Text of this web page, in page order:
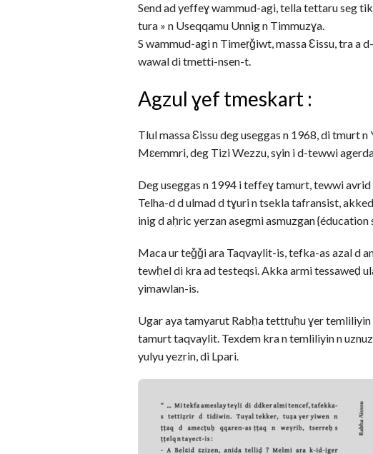
Send ad yeffeɣ wammud-agi, tella tettaru seg
tura » n Useqqamu Unnig n Timmuzɣa.
S wammud-agi n Timeṛǧiwt, massa Ɛissu, tra a
wawal di tmetti-nsen-t.
Agzul ɣef tmeskart :
Tlul massa Ɛissu deg useggas n 1968, di tmurt
Mɛemmri, deg Tizi Wezzu, syin i d-tewwi
Deg useggas n 1994 i teffeɣ tamurt, tewwi
Telha-d d ulmad d tɣuri n tsekla tafransist,
inig d aḥric yerzan asegmi asmuzgan {éducation
Maca ur teǧǧi ara Taqvaylit-is, tefka-as azal d
tewḥel di kra ad testeqsi. Akka armi tessaweḍ
yimawlan-is.
Ugar aya tamyarut Rabḥa tettṛuḥu ɣer
tamurt taqvaylit. Texdem kra n temliliyin n
yulyu yezrin, di Lpari.